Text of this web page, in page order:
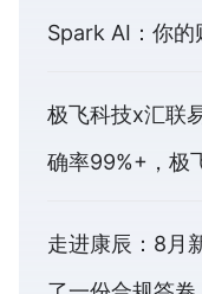
Spark AI：你的
极飞科技x汇联
确率99%+，极
走进康辰：8月